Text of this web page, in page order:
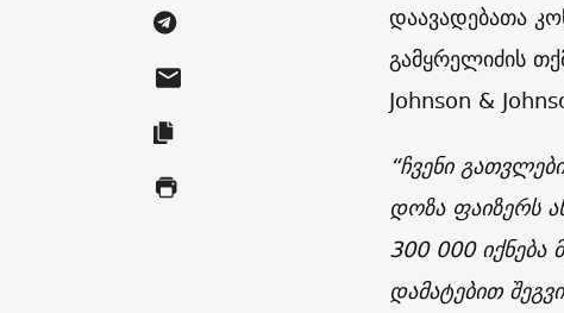
დაავადებათა
გამყრელიძის
Johnson &
“ჩვენი
დოზა ფაიზერს
300 000 იქნება
დამატებით